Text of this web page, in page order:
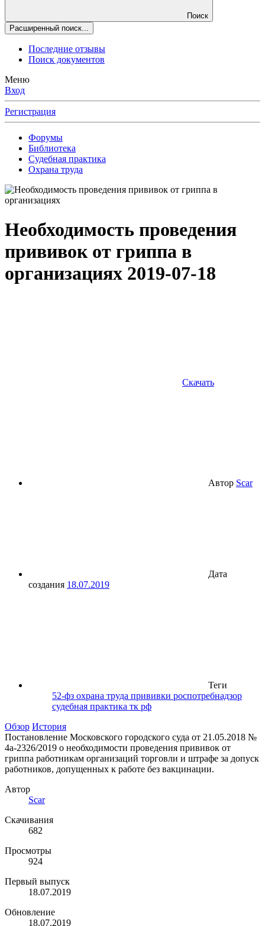
Поиск
Расширенный поиск...
Последние отзывы
Поиск документов
Меню
Вход
Регистрация
Форумы
Библиотека
Судебная практика
Охрана труда
Необходимость проведения
прививок от гриппа в
организациях 2019-07-18
Скачать
Автор Scar
Дата
создания 18.07.2019
Теги
52-фз охрана труда прививки роспотребнадзор
судебная практика тк рф
Обзор История
Постановление Московского городского суда от 21.05.2018 №
4а-2326/2019 о необходимости проведения прививок от
гриппа работникам организаций торговли и штрафе за допуск
работников, допущенных к работе без вакцинации.
Автор
Scar
Скачивания
682
Просмотры
924
Первый выпуск
18.07.2019
Обновление
18.07.2019